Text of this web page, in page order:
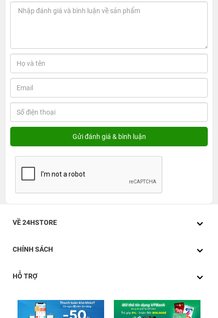
VỀ 24HSTORE
CHÍNH SÁCH
HỖ TRỢ